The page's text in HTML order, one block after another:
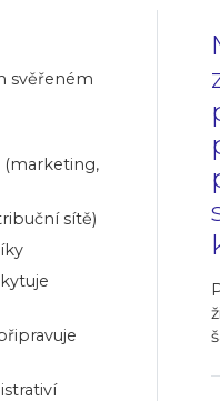
svěřeném
(marketing,
sítě)